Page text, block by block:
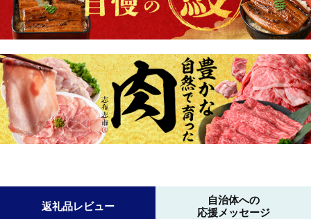
返礼品レビュー
自治体への
応援メッセージ